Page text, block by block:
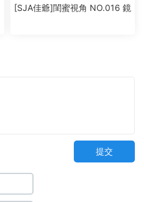
[SJA佳爺]閨蜜視角 NO.016 鏡
提交